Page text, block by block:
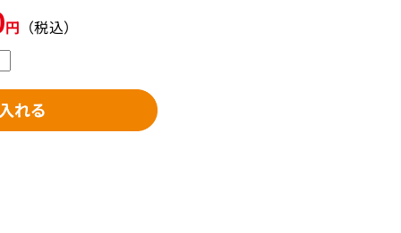
円 （税込）